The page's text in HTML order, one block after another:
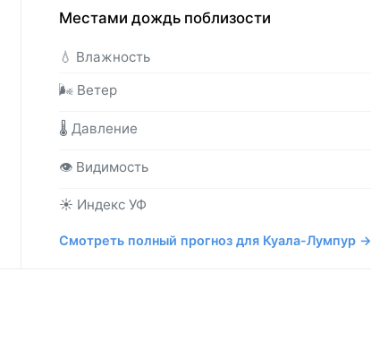
Местами дождь поблизости
💧 Влажность
🌬️ Ветер
🌡️ Давление
👁️ Видимость
☀️ Индекс УФ
Смотреть полный прогноз для Куала-Лумпур →